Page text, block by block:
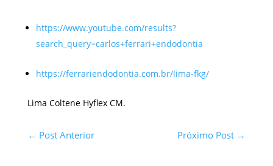
https://www.youtube.com/results?
search_query=carlos+ferrari+endodontia
https://ferrariendodontia.com.br/lima-fkg/
Lima Coltene Hyflex CM.
← Post Anterior Próximo Post →